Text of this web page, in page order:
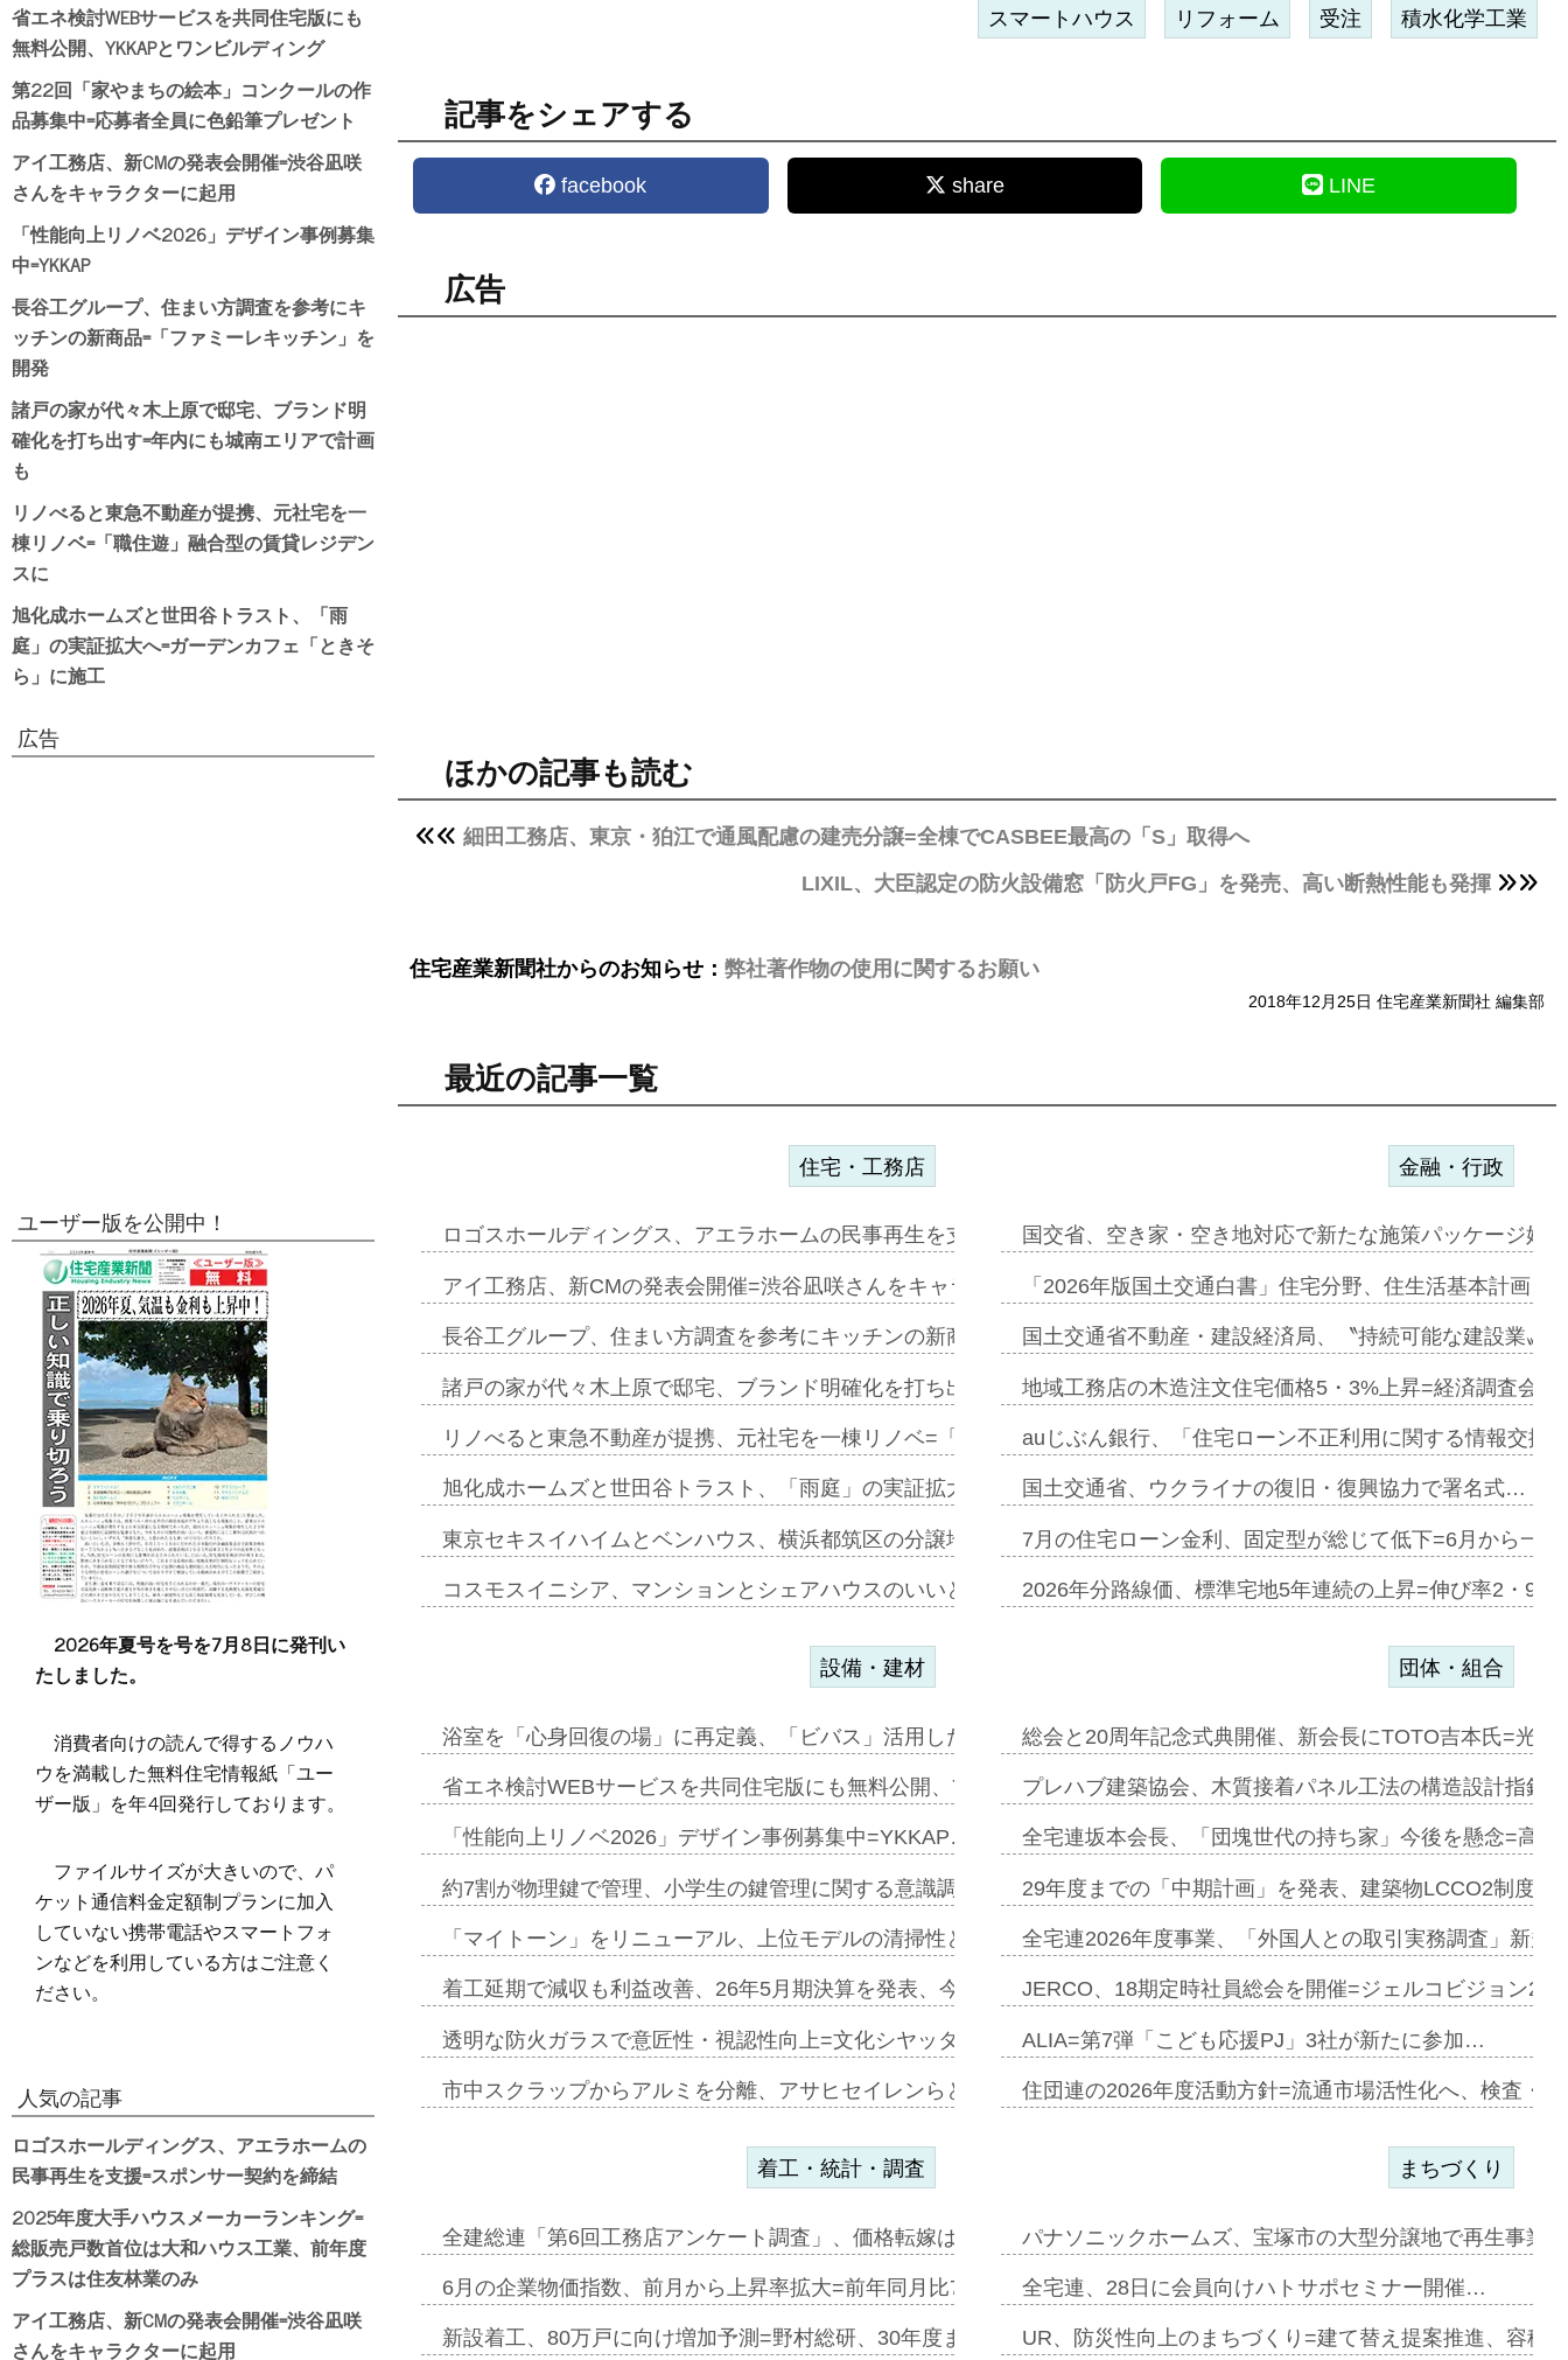
スマートハウス リフォーム 受注 積水化学工業
記事をシェアする
facebook share LINE
広告
ほかの記事も読む
細田工務店、東京・狛江で通風配慮の建売分譲=全棟でCASBEE最高の「S」取得へ
LIXIL、大臣認定の防火設備窓「防火戸FG」を発売、高い断熱性能も発揮
住宅産業新聞社からのお知らせ： 弊社著作物の使用に関するお願い
2018年12月25日 住宅産業新聞社 編集部
最近の記事一覧
住宅・工務店
ロゴスホールディングス、アエラホームの民事再生を支援=スポンサー契約…
アイ工務店、新CMの発表会開催=渋谷凪咲さんをキャラクターに起用…
長谷工グループ、住まい方調査を参考にキッチンの新商品=「ファミーレキ…
諸戸の家が代々木上原で邸宅、ブランド明確化を打ち出す=年内にも城南エ…
リノべると東急不動産が提携、元社宅を一棟リノベ=「職住遊」融合型の賃…
旭化成ホームズと世田谷トラスト、「雨庭」の実証拡大へ=ガーデンカフェ…
東京セキスイハイムとベンハウス、横浜都筑区の分譲地開発で初協業=お互…
コスモスイニシア、マンションとシェアハウスのいいとこどりのコリビング…
金融・行政
国交省、空き家・空き地対応で新たな施策パッケージ始
「2026年版国土交通白書」住宅分野、住生活基本計画
国土交通省不動産・建設経済局、〝持続可能な建設業〟
地域工務店の木造注文住宅価格5・3%上昇=経済調査会
auじぶん銀行、「住宅ローン不正利用に関する情報交換
国土交通省、ウクライナの復旧・復興協力で署名式…
7月の住宅ローン金利、固定型が総じて低下=6月から一
2026年分路線価、標準宅地5年連続の上昇=伸び率2・
設備・建材
浴室を「心身回復の場」に再定義、「ビバス」活用した新入浴法を提案=P…
省エネ検討WEBサービスを共同住宅版にも無料公開、YKKAPとワンビ…
「性能向上リノベ2026」デザイン事例募集中=YKKAP…
約7割が物理鍵で管理、小学生の鍵管理に関する意識調査=Nature…
「マイトーン」をリニューアル、上位モデルの清掃性と安全性追加=リンナ…
着工延期で減収も利益改善、26年5月期決算を発表、今期は増収見込む=…
透明な防火ガラスで意匠性・視認性向上=文化シヤッター…
市中スクラップからアルミを分離、アサヒセイレンらと協働開発開始=三協…
団体・組合
総会と20周年記念式典開催、新会長にTOTO吉本氏=光
プレハブ建築協会、木質接着パネル工法の構造設計指針
全宅連坂本会長、「団塊世代の持ち家」今後を懸念=高
29年度までの「中期計画」を発表、建築物LCCO2制度
全宅連2026年度事業、「外国人との取引実務調査」新規
JERCO、18期定時社員総会を開催=ジェルコビジョン
ALIA=第7弾「こども応援PJ」3社が新たに参加…
住団連の2026年度活動方針=流通市場活性化へ、検査・
着工・統計・調査
全建総連「第6回工務店アンケート調査」、価格転嫁は十分に進まず=「物…
6月の企業物価指数、前月から上昇率拡大=前年同月比7・1%上昇…
新設着工、80万戸に向け増加予測=野村総研、30年度まで〝揺り戻し〟…
まちづくり
パナソニックホームズ、宝塚市の大型分譲地で再生事業
全宅連、28日に会員向けハトサポセミナー開催…
UR、防災性向上のまちづくり=建て替え提案推進、容積
省エネ検討WEBサービスを共同住宅版にも
無料公開、YKKAPとワンビルディング
第22回「家やまちの絵本」コンクールの作
品募集中=応募者全員に色鉛筆プレゼント
アイ工務店、新CMの発表会開催=渋谷凪咲
さんをキャラクターに起用
「性能向上リノベ2026」デザイン事例募集
中=YKKAP
長谷工グループ、住まい方調査を参考にキ
ッチンの新商品=「ファミーレキッチン」を
開発
諸戸の家が代々木上原で邸宅、ブランド明
確化を打ち出す=年内にも城南エリアで計画
も
リノべると東急不動産が提携、元社宅を一
棟リノベ=「職住遊」融合型の賃貸レジデン
スに
旭化成ホームズと世田谷トラスト、「雨
庭」の実証拡大へ=ガーデンカフェ「ときそ
ら」に施工
広告
ユーザー版を公開中！
2026年夏号を号を7月8日に発刊い
たしました。
消費者向けの読んで得するノウハ
ウを満載した無料住宅情報紙「ユー
ザー版」を年4回発行しております。
ファイルサイズが大きいので、パ
ケット通信料金定額制プランに加入
していない携帯電話やスマートフォ
ンなどを利用している方はご注意く
ださい。
人気の記事
ロゴスホールディングス、アエラホームの
民事再生を支援=スポンサー契約を締結
2025年度大手ハウスメーカーランキング=
総販売戸数首位は大和ハウス工業、前年度
プラスは住友林業のみ
アイ工務店、新CMの発表会開催=渋谷凪咲
さんをキャラクターに起用